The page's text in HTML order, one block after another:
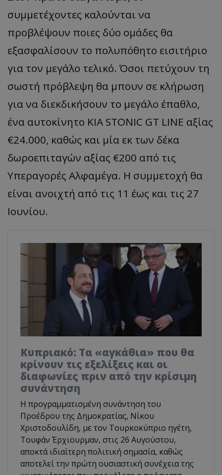
συμμετέχοντες καλούνται να
προβλέψουν ποιες δύο ομάδες θα
εξασφαλίσουν το πολυπόθητο εισιτήριο
για τον μεγάλο τελικό. Όσοι πετύχουν τη
σωστή πρόβλεψη θα μπουν σε κλήρωση
για να διεκδικήσουν το μεγάλο έπαθλο,
ένα αυτοκίνητο KIA STONIC GT LINE αξίας
€24.000, καθώς και μία εκ των δέκα
δωροεπιταγών αξίας €200 από τις
Υπεραγορές Αλφαμέγα. Η συμμετοχή θα
είναι ανοιχτή από τις 11 έως και τις 27
Ιουνίου.
Κυπριακό: Τα «αγκάθια» που θα
κρίνουν τις εξελίξεις και οι
διαφωνίες πριν από την κρίσιμη
συνάντηση
Η προγραμματισμένη συνάντηση του
Προέδρου της Δημοκρατίας, Νίκου
Χριστοδουλίδη, με τον Τουρκοκύπριο ηγέτη,
Τουφάν Έρχιουρμαν, στις 26 Αυγούστου,
αποκτά ιδιαίτερη πολιτική σημασία, καθώς
αποτελεί την πρώτη ουσιαστική συνέχεια της